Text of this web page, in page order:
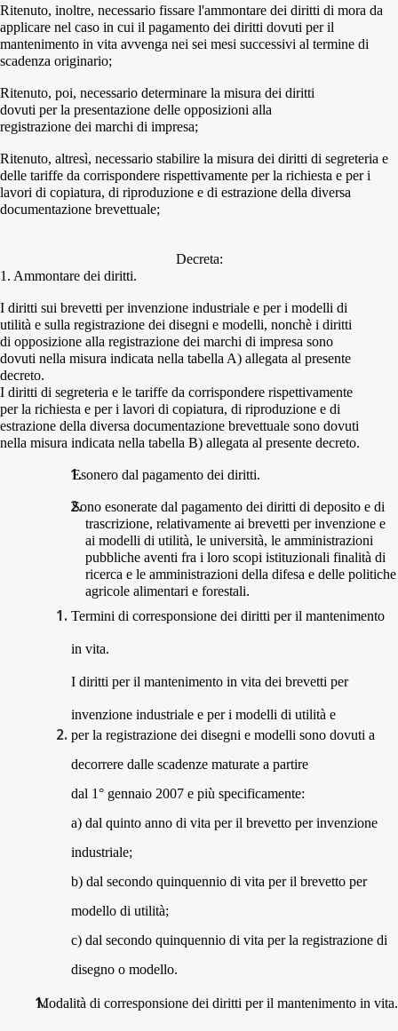
Ritenuto, inoltre, necessario fissare l'ammontare dei diritti di mora da
applicare nel caso in cui il pagamento dei diritti dovuti per il
mantenimento in vita avvenga nei sei mesi successivi al termine di
scadenza originario;
Ritenuto, poi, necessario determinare la misura dei diritti
dovuti per la presentazione delle opposizioni alla
registrazione dei marchi di impresa;
Ritenuto, altresì, necessario stabilire la misura dei diritti di segreteria e
delle tariffe da corrispondere rispettivamente per la richiesta e per i
lavori di copiatura, di riproduzione e di estrazione della diversa
documentazione brevettuale;
Decreta:
1. Ammontare dei diritti.
I diritti sui brevetti per invenzione industriale e per i modelli di
utilità e sulla registrazione dei disegni e modelli, nonchè i diritti
di opposizione alla registrazione dei marchi di impresa sono
dovuti nella misura indicata nella tabella A) allegata al presente
decreto.
I diritti di segreteria e le tariffe da corrispondere rispettivamente
per la richiesta e per i lavori di copiatura, di riproduzione e di
estrazione della diversa documentazione brevettuale sono dovuti
nella misura indicata nella tabella B) allegata al presente decreto.
Esonero dal pagamento dei diritti.
Sono esonerate dal pagamento dei diritti di deposito e di
trascrizione, relativamente ai brevetti per invenzione e
ai modelli di utilità, le università, le amministrazioni
pubbliche aventi fra i loro scopi istituzionali finalità di
ricerca e le amministrazioni della difesa e delle politiche
agricole alimentari e forestali.
Termini di corresponsione dei diritti per il mantenimento
in vita.
I diritti per il mantenimento in vita dei brevetti per
invenzione industriale e per i modelli di utilità e
per la registrazione dei disegni e modelli sono dovuti a
decorrere dalle scadenze maturate a partire
dal 1° gennaio 2007 e più specificamente:
a) dal quinto anno di vita per il brevetto per invenzione
industriale;
b) dal secondo quinquennio di vita per il brevetto per
modello di utilità;
c) dal secondo quinquennio di vita per la registrazione di
disegno o modello.
Modalità di corresponsione dei diritti per il mantenimento in vita.